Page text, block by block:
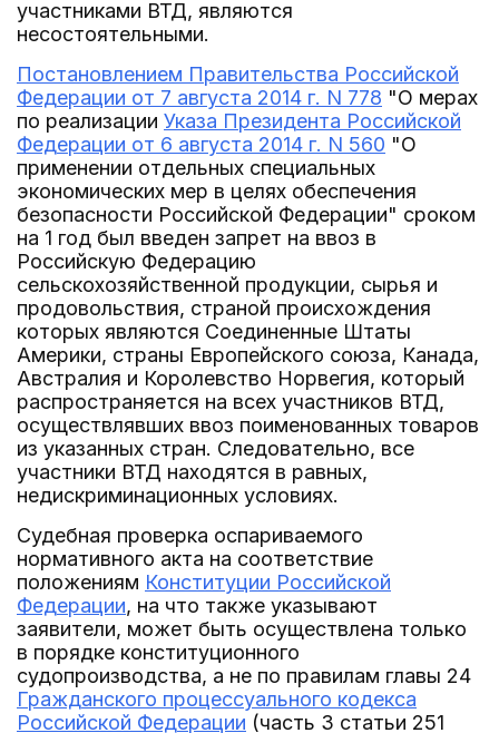
участниками ВТД, являются
несостоятельными.
Постановлением Правительства Российской
Федерации от 7 августа 2014 г. N 778 "О мерах
по реализации Указа Президента Российской
Федерации от 6 августа 2014 г. N 560 "О
применении отдельных специальных
экономических мер в целях обеспечения
безопасности Российской Федерации" сроком
на 1 год был введен запрет на ввоз в
Российскую Федерацию
сельскохозяйственной продукции, сырья и
продовольствия, страной происхождения
которых являются Соединенные Штаты
Америки, страны Европейского союза, Канада,
Австралия и Королевство Норвегия, который
распространяется на всех участников ВТД,
осуществлявших ввоз поименованных товаров
из указанных стран. Следовательно, все
участники ВТД находятся в равных,
недискриминационных условиях.
Судебная проверка оспариваемого
нормативного акта на соответствие
положениям Конституции Российской
Федерации, на что также указывают
заявители, может быть осуществлена только
в порядке конституционного
судопроизводства, а не по правилам главы 24
Гражданского процессуального кодекса
Российской Федерации (часть 3 статьи 251